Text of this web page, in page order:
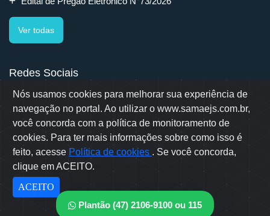
Nós usamos cookies para melhorar sua experiência de
navegação no portal. Ao utilizar o www.samaejs.com.br,
você concorda com a política de monitoramento de
cookies. Para ter mais informações sobre como isso é
feito, acesse Política de cookies . Se você concorda,
clique em ACEITO.
ACEITO
Ver todas
Redes Sociais
Rua Erwino Menegotti, 478 - Bairro Água Verde - Jaraguá do Sul
- SC
Samae © 2022 - Todos os direitos reservados
Desenvolvido por: OWL Mídia Agência Digital
Plantão (47) 2106-9100 ou 115